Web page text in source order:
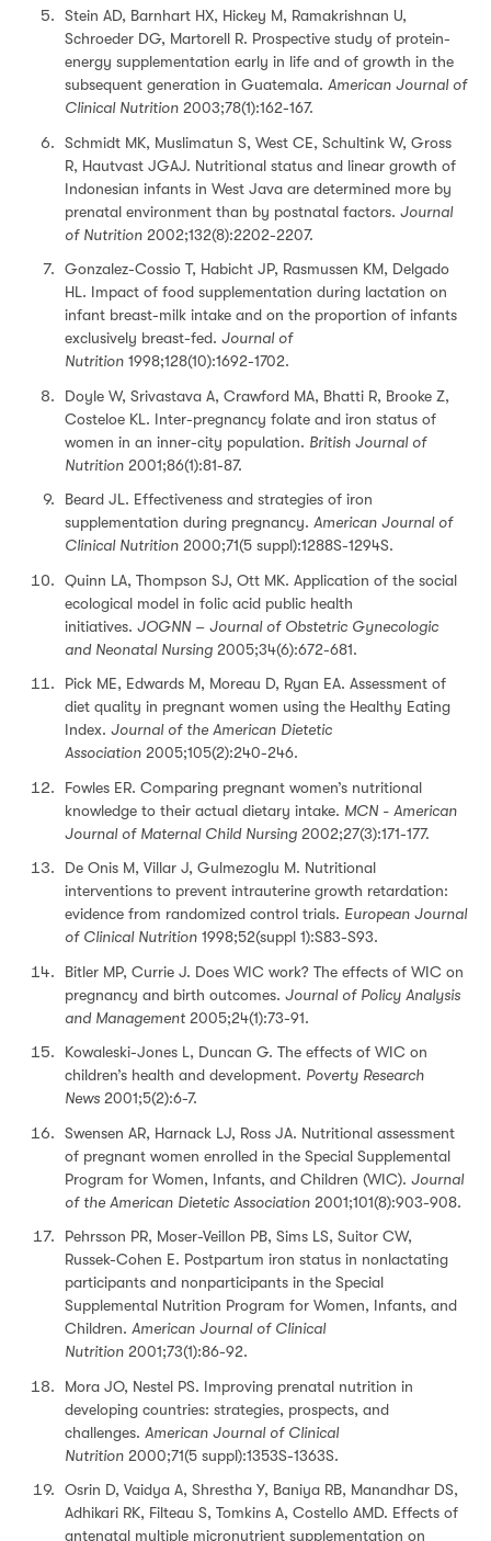
Stein AD, Barnhart HX, Hickey M, Ramakrishnan U,
Schroeder DG, Martorell R. Prospective study of protein-
energy supplementation early in life and of growth in the
subsequent generation in Guatemala. American Journal of
Clinical Nutrition 2003;78(1):162-167.
Schmidt MK, Muslimatun S, West CE, Schultink W, Gross
R, Hautvast JGAJ. Nutritional status and linear growth of
Indonesian infants in West Java are determined more by
prenatal environment than by postnatal factors. Journal
of Nutrition 2002;132(8):2202-2207.
Gonzalez-Cossio T, Habicht JP, Rasmussen KM, Delgado
HL. Impact of food supplementation during lactation on
infant breast-milk intake and on the proportion of infants
exclusively breast-fed. Journal of
Nutrition 1998;128(10):1692-1702.
Doyle W, Srivastava A, Crawford MA, Bhatti R, Brooke Z,
Costeloe KL. Inter-pregnancy folate and iron status of
women in an inner-city population. British Journal of
Nutrition 2001;86(1):81-87.
Beard JL. Effectiveness and strategies of iron
supplementation during pregnancy. American Journal of
Clinical Nutrition 2000;71(5 suppl):1288S-1294S.
Quinn LA, Thompson SJ, Ott MK. Application of the social
ecological model in folic acid public health
initiatives. JOGNN – Journal of Obstetric Gynecologic
and Neonatal Nursing 2005;34(6):672-681.
Pick ME, Edwards M, Moreau D, Ryan EA. Assessment of
diet quality in pregnant women using the Healthy Eating
Index. Journal of the American Dietetic
Association 2005;105(2):240-246.
Fowles ER. Comparing pregnant women’s nutritional
knowledge to their actual dietary intake. MCN - American
Journal of Maternal Child Nursing 2002;27(3):171-177.
De Onis M, Villar J, Gulmezoglu M. Nutritional
interventions to prevent intrauterine growth retardation:
evidence from randomized control trials. European Journal
of Clinical Nutrition 1998;52(suppl 1):S83-S93.
Bitler MP, Currie J. Does WIC work? The effects of WIC on
pregnancy and birth outcomes. Journal of Policy Analysis
and Management 2005;24(1):73-91.
Kowaleski-Jones L, Duncan G. The effects of WIC on
children’s health and development. Poverty Research
News 2001;5(2):6-7.
Swensen AR, Harnack LJ, Ross JA. Nutritional assessment
of pregnant women enrolled in the Special Supplemental
Program for Women, Infants, and Children (WIC). Journal
of the American Dietetic Association 2001;101(8):903-908.
Pehrsson PR, Moser-Veillon PB, Sims LS, Suitor CW,
Russek-Cohen E. Postpartum iron status in nonlactating
participants and nonparticipants in the Special
Supplemental Nutrition Program for Women, Infants, and
Children. American Journal of Clinical
Nutrition 2001;73(1):86-92.
Mora JO, Nestel PS. Improving prenatal nutrition in
developing countries: strategies, prospects, and
challenges. American Journal of Clinical
Nutrition 2000;71(5 suppl):1353S-1363S.
Osrin D, Vaidya A, Shrestha Y, Baniya RB, Manandhar DS,
Adhikari RK, Filteau S, Tomkins A, Costello AMD. Effects of
antenatal multiple micronutrient supplementation on